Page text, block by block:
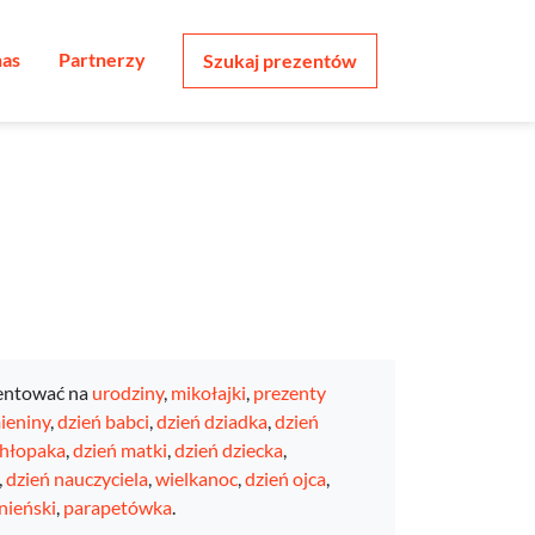
Partnerzy Szukaj prezentów
na urodziny, mikołajki, prezenty
,dzień babci,dzień dziadka,dzień
,dzień matki,dzień dziecka,
dzień nauczyciela,wielkanoc,dzień ojca,
, parapetówka.